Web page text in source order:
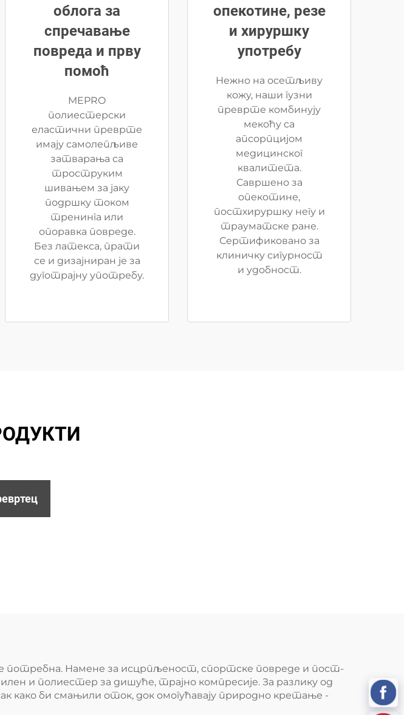
облога за
спречавање
повреда и прву
помоћ
MEPRO
полиестерски
еластични преврте
имају самолепљиве
затварања са
троструким
шивањем за јаку
подршку током
тренинга или
опоравка повреде.
Без латекса, прати
се и дизајниран је за
дуготрајну употребу.
опекотине, резе
и хируршку
употребу
Нежно на осетљиву
кожу, наши гузни
преврте комбинују
мекоћу са
апсорпцијом
медицинског
квалитета.
Савршено за
опекотине,
постхируршку негу и
трауматске ране.
Сертификовано за
клиничку сигурност
и удобност.
потребна. Намене за исцрпљеност, спортске повреде и пост-
и полиестер за дишуће, трајно компресије. За разлику од
како би смањили оток, док омогућавају природно кретање -